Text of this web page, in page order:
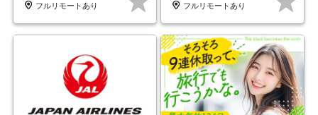
フルリモートあり
フルリモートあり